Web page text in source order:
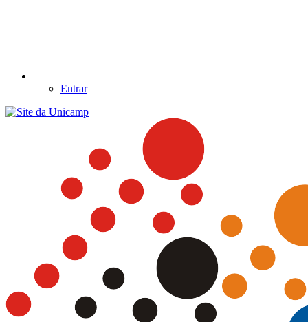
Entrar